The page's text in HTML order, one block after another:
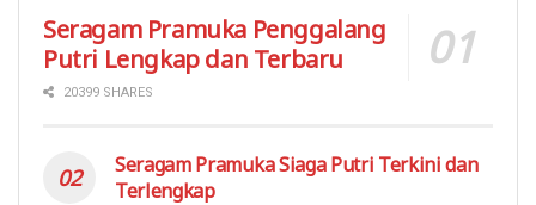
Seragam Pramuka Penggalang
Putri Lengkap dan Terbaru
20399 SHARES
Seragam Pramuka Siaga Putri Terkini dan
Terlengkap